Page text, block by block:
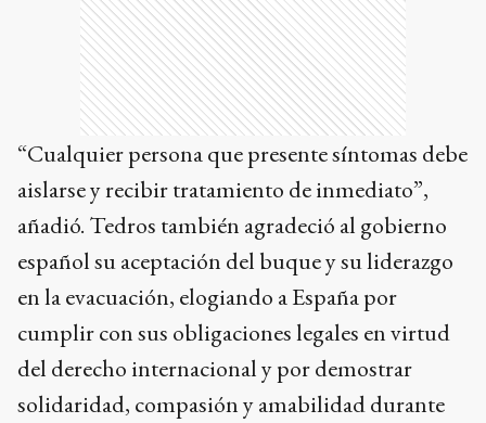
“Cualquier persona que presente síntomas debe
aislarse y recibir tratamiento de inmediato”,
añadió. Tedros también agradeció al gobierno
español su aceptación del buque y su liderazgo
en la evacuación, elogiando a España por
cumplir con sus obligaciones legales en virtud
del derecho internacional y por demostrar
solidaridad, compasión y amabilidad durante